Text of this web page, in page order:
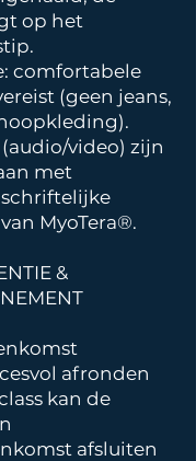
op het
comfortabele
(geen jeans,
(audio/video) zijn
met
MyoTera®.
&
afronden
kan de
afsluiten